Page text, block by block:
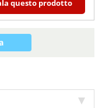
questo prodotto